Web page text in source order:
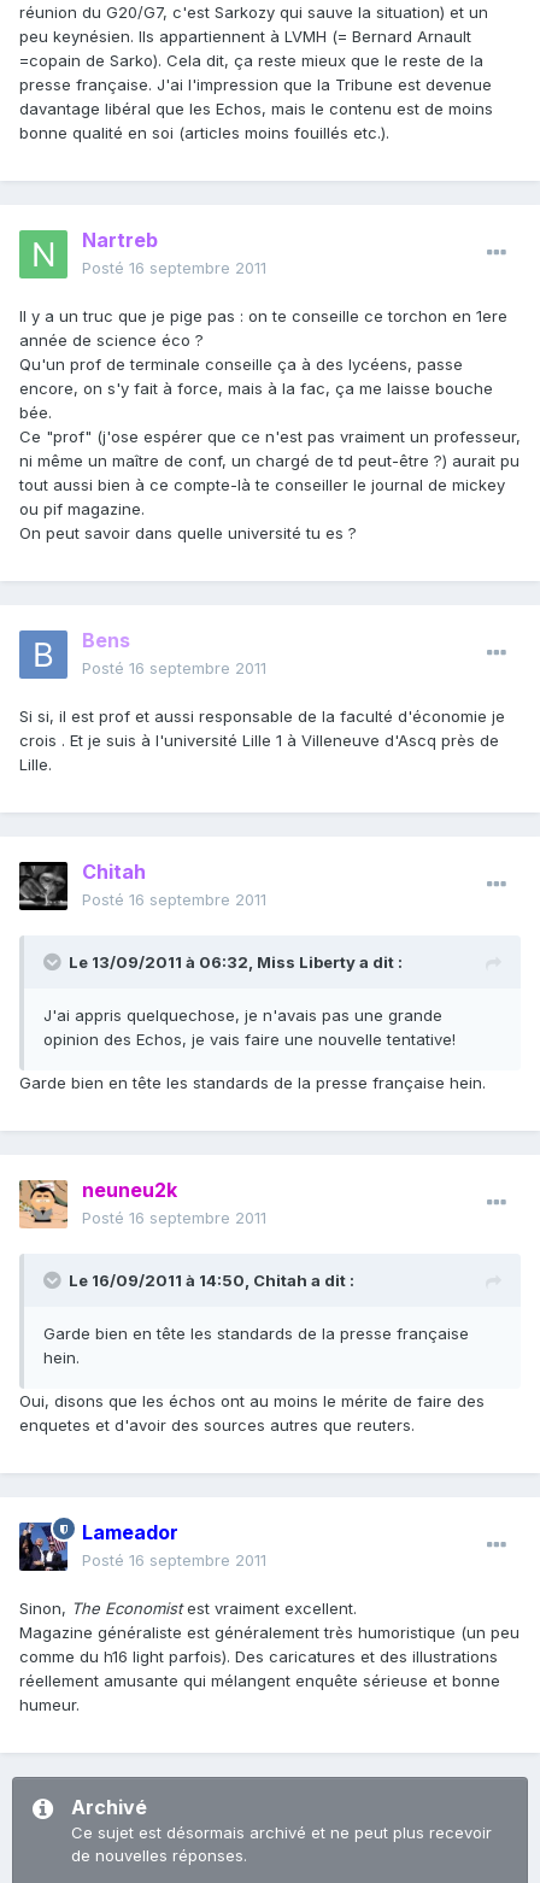
réunion du G20/G7, c'est Sarkozy qui sauve la situation) et un
peu keynésien. Ils appartiennent à LVMH (= Bernard Arnault
=copain de Sarko). Cela dit, ça reste mieux que le reste de la
presse française. J'ai l'impression que la Tribune est devenue
davantage libéral que les Echos, mais le contenu est de moins
bonne qualité en soi (articles moins fouillés etc.).
Nartreb
Posté 16 septembre 2011
Il y a un truc que je pige pas : on te conseille ce torchon en 1ere
année de science éco ?
Qu'un prof de terminale conseille ça à des lycéens, passe
encore, on s'y fait à force, mais à la fac, ça me laisse bouche
bée.
Ce "prof" (j'ose espérer que ce n'est pas vraiment un professeur,
ni même un maître de conf, un chargé de td peut-être ?) aurait pu
tout aussi bien à ce compte-là te conseiller le journal de mickey
ou pif magazine.
On peut savoir dans quelle université tu es ?
Bens
Posté 16 septembre 2011
Si si, il est prof et aussi responsable de la faculté d'économie je
crois . Et je suis à l'université Lille 1 à Villeneuve d'Ascq près de
Lille.
Chitah
Posté 16 septembre 2011
Le 13/09/2011 à 06:32, Miss Liberty a dit :
J'ai appris quelquechose, je n'avais pas une grande
opinion des Echos, je vais faire une nouvelle tentative!
Garde bien en tête les standards de la presse française hein.
neuneu2k
Posté 16 septembre 2011
Le 16/09/2011 à 14:50, Chitah a dit :
Garde bien en tête les standards de la presse française
hein.
Oui, disons que les échos ont au moins le mérite de faire des
enquetes et d'avoir des sources autres que reuters.
Lameador
Posté 16 septembre 2011
Sinon, The Economistest vraiment excellent.
Magazine généraliste est généralement très humoristique (un peu
comme du h16 light parfois). Des caricatures et des illustrations
réellement amusante qui mélangent enquête sérieuse et bonne
humeur.
Archivé
Ce sujet est désormais archivé et ne peut plus recevoir
de nouvelles réponses.